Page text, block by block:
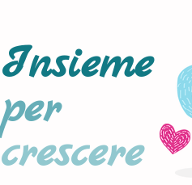
Insieme
per
crescere